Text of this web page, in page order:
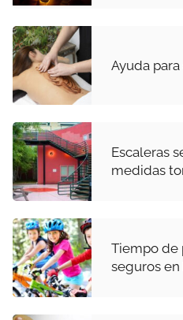
Ayuda
Escaleras
medidas
Tiempo de
seguros